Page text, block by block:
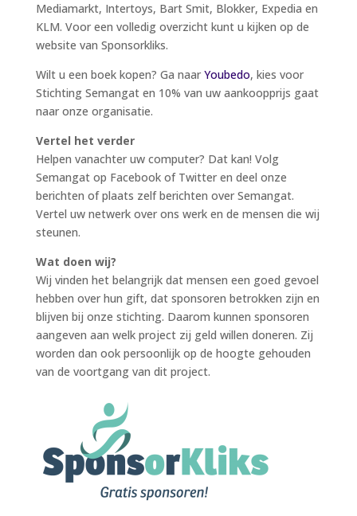
Mediamarkt, Intertoys, Bart Smit, Blokker, Expedia en
KLM. Voor een volledig overzicht kunt u kijken op de
website van Sponsorkliks.
Wilt u een boek kopen? Ga naar Youbedo, kies voor
Stichting Semangat en 10% van uw aankoopprijs gaat
naar onze organisatie.
Vertel het verder
Helpen vanachter uw computer? Dat kan! Volg
Semangat op Facebook of Twitter en deel onze
berichten of plaats zelf berichten over Semangat.
Vertel uw netwerk over ons werk en de mensen die wij
steunen.
Wat doen wij?
Wij vinden het belangrijk dat mensen een goed gevoel
hebben over hun gift, dat sponsoren betrokken zijn en
blijven bij onze stichting. Daarom kunnen sponsoren
aangeven aan welk project zij geld willen doneren. Zij
worden dan ook persoonlijk op de hoogte gehouden
van de voortgang van dit project.